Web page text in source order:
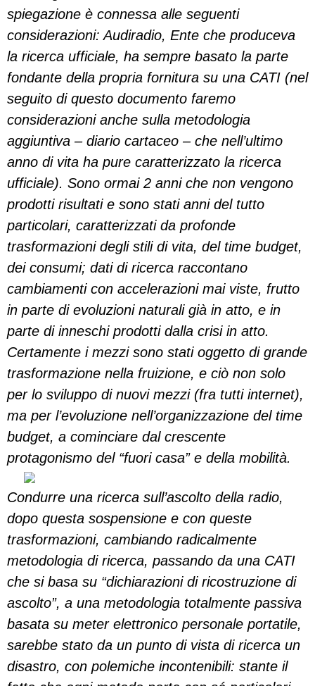
spiegazione è connessa alle seguenti
considerazioni: Audiradio, Ente che produceva
la ricerca ufficiale, ha sempre basato la parte
fondante della propria fornitura su una CATI (nel
seguito di questo documento faremo
considerazioni anche sulla metodologia
aggiuntiva – diario cartaceo – che nell’ultimo
anno di vita ha pure caratterizzato la ricerca
ufficiale). Sono ormai 2 anni che non vengono
prodotti risultati e sono stati anni del tutto
particolari, caratterizzati da profonde
trasformazioni degli stili di vita, del time budget,
dei consumi; dati di ricerca raccontano
cambiamenti con accelerazioni mai viste, frutto
in parte di evoluzioni naturali già in atto, e in
parte di inneschi prodotti dalla crisi in atto.
Certamente i mezzi sono stati oggetto di grande
trasformazione nella fruizione, e ciò non solo
per lo sviluppo di nuovi mezzi (fra tutti internet),
ma per l’evoluzione nell’organizzazione del time
budget, a cominciare dal crescente
protagonismo del “fuori casa” e della mobilità.
Condurre una ricerca sull’ascolto della radio,
dopo questa sospensione e con queste
trasformazioni, cambiando radicalmente
metodologia di ricerca, passando da una CATI
che si basa su “dichiarazioni di ricostruzione di
ascolto”, a una metodologia totalmente passiva
basata su meter elettronico personale portatile,
sarebbe stato da un punto di vista di ricerca un
disastro, con polemiche incontenibili: stante il